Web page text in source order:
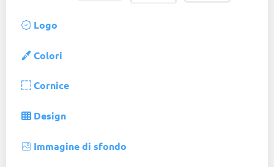
Logo
Colori
Cornice
Design
Immagine di sfondo